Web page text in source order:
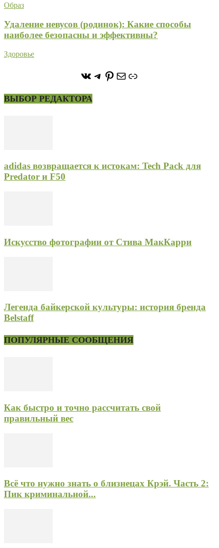
Образ
Удаление невусов (родинок): Какие способы
наиболее безопасны и эффективны?
Здоровье
https://vk.com/
https://t.me/stoneforest
https://
ПочтаСсылка
ВЫБОР РЕДАКТОРА
adidas возвращается к истокам: Tech Pack для
Predator и F50
Искусство фотографии от Стива МакКарри
Легенда байкерской культуры: история бренда
Belstaff
ПОПУЛЯРНЫЕ СООБЩЕНИЯ
Как быстро и точно рассчитать свой
правильный вес
Всё что нужно знать о близнецах Крэй. Часть 2:
Пик криминальной...